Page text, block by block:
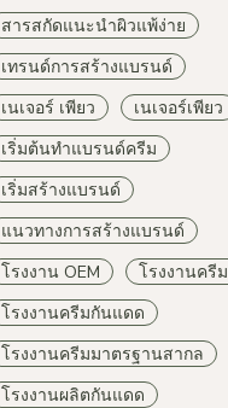
สารสกัดแนะนำผิวแพ้ง่าย
เทรนด์การสร้างแบรนด์
เนเจอร์ เพียว
เนเจอร์เพียว
เริ่มต้นทำแบรนด์ครีม
เริ่มสร้างแบรนด์
แนวทางการสร้างแบรนด์
โรงงาน OEM
โรงงานครีม
โรงงานครีมกันแดด
โรงงานครีมมาตรฐานสากล
โรงงานผลิตกันแดด